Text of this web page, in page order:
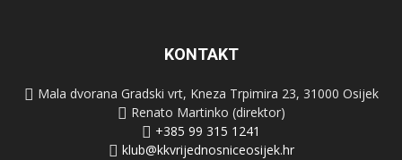
KONTAKT
Mala dvorana Gradski vrt, Kneza Trpimira 23, 31000 Osijek
Renato Martinko (direktor)
+385 99 315 1241
klub@kkvrijednosniceosijek.hr